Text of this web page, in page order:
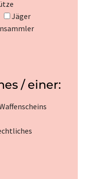
Jäger
/ einer: